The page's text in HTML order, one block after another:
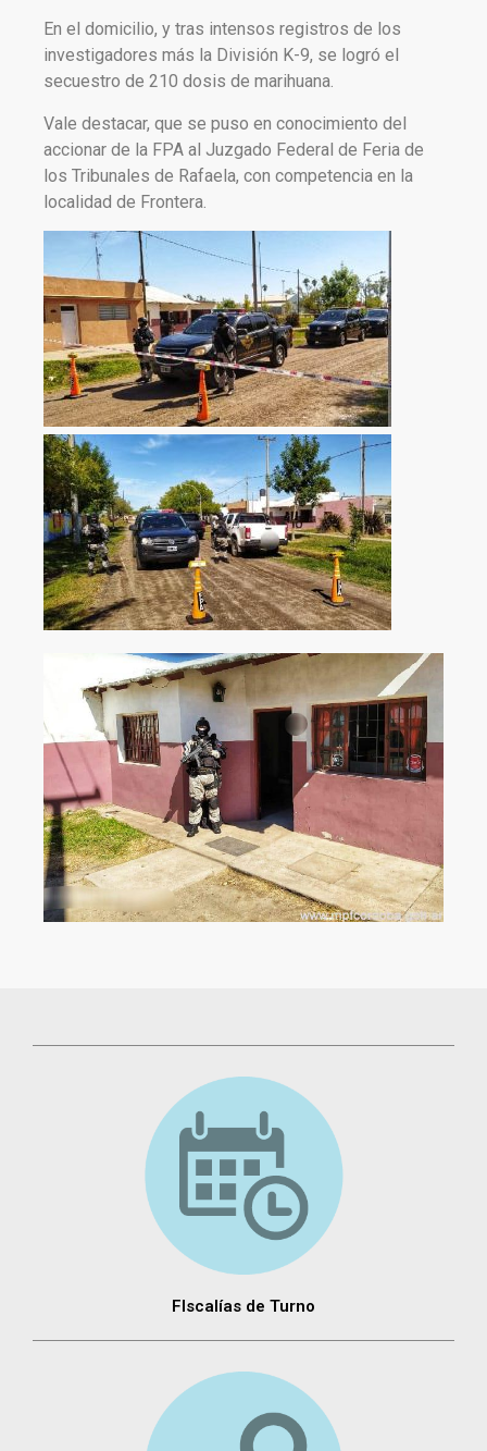
En el domicilio, y tras intensos registros de los
investigadores más la División K-9, se logró el
secuestro de 210 dosis de marihuana.
Vale destacar, que se puso en conocimiento del
accionar de la FPA al Juzgado Federal de Feria de
los Tribunales de Rafaela, con competencia en la
localidad de Frontera.
FIscalías de Turno